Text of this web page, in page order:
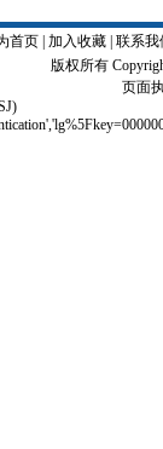
首页| 加入收藏| 联系我
版权所有
页面